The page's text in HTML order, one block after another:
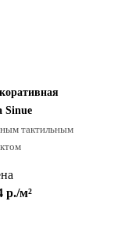
Sinue
тактильным
р./м²